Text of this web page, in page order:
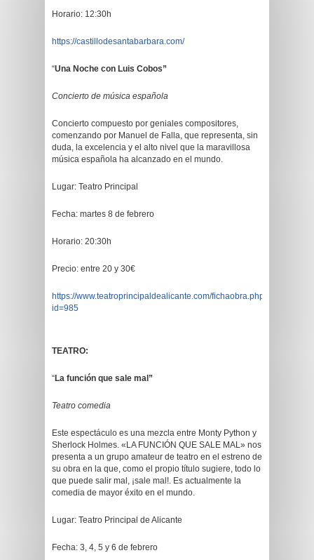
Horario: 12:30h
https://castillodesantabarbara.com/
“Una Noche con Luis Cobos”
Concierto de música española
Concierto compuesto por geniales compositores,
comenzando por Manuel de Falla, que representa, sin
duda, la excelencia y el alto nivel que la maravillosa
música española ha alcanzado en el mundo.
Lugar: Teatro Principal
Fecha: martes 8 de febrero
Horario: 20:30h
Precio: entre 20 y 30€
https://www.teatroprincipaldealicante.com/fichaobra.php?
id=985
TEATRO:
“La función que sale mal”
Teatro comedia
Este espectáculo es una mezcla entre Monty Python y
Sherlock Holmes. «LA FUNCIÓN QUE SALE MAL» nos
presenta a un grupo amateur de teatro en el estreno de
su obra en la que, como el propio título sugiere, todo lo
que puede salir mal, ¡sale mal!. Es actualmente la
comedia de mayor éxito en el mundo.
Lugar: Teatro Principal de Alicante
Fecha: 3, 4, 5 y 6 de febrero